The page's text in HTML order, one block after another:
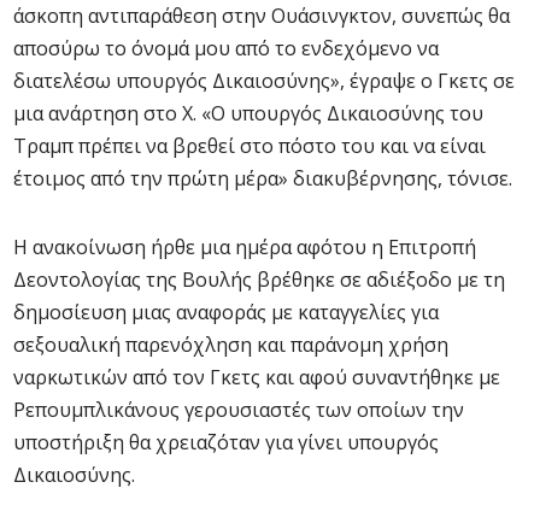
άσκοπη αντιπαράθεση στην Ουάσινγκτον, συνεπώς θα
αποσύρω το όνομά μου από το ενδεχόμενο να
διατελέσω υπουργός Δικαιοσύνης», έγραψε ο Γκετς σε
μια ανάρτηση στο X. «Ο υπουργός Δικαιοσύνης του
Τραμπ πρέπει να βρεθεί στο πόστο του και να είναι
έτοιμος από την πρώτη μέρα» διακυβέρνησης, τόνισε.
Η ανακοίνωση ήρθε μια ημέρα αφότου η Επιτροπή
Δεοντολογίας της Βουλής βρέθηκε σε αδιέξοδο με τη
δημοσίευση μιας αναφοράς με καταγγελίες για
σεξουαλική παρενόχληση και παράνομη χρήση
ναρκωτικών από τον Γκετς και αφού συναντήθηκε με
Ρεπουμπλικάνους γερουσιαστές των οποίων την
υποστήριξη θα χρειαζόταν για γίνει υπουργός
Δικαιοσύνης.